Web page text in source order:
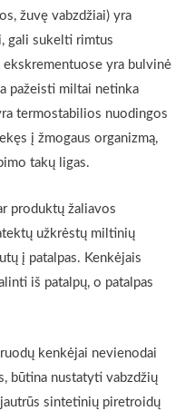
žuvę vabzdžiai) yra
gali sukelti rimtus
yra bulvinė
pažeisti miltai netinka
termostabilios nuodingos
į žmogaus organizmą,
takų ligas.
produktų žaliavos
užkrėstų miltinių
į patalpas. Kenkėjais
iš patalpų, o patalpas
kenkėjai nevienodai
būtina nustatyti vabzdžių
sintetinių piretroidų